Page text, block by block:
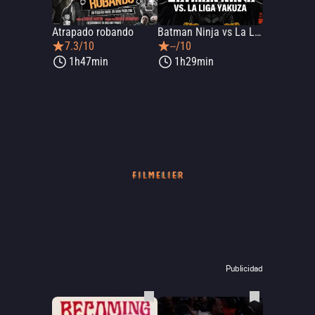
Atrapado robando
7.3/10
1h47min
Batman Ninja vs La Liga Yakuza
--/10
1h29min
Publicidad